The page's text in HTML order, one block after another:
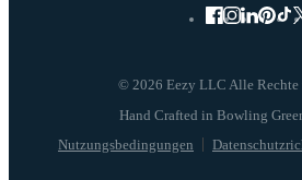
© 2026 Eezy LLC Alle Rechte
Nutzungsbedingungen